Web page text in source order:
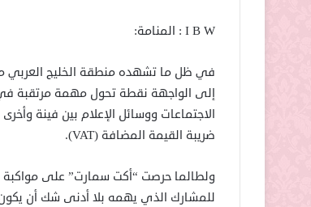
I B W : المنامة:
في ظل ما تشهده منطقة الخليج العربي
إلى الواجهة نقطة تحول مهمة مرتقبة في
الاجتماعات ووسائل الإعلام بين فينة
ضريبة القيمة المضافة (VAT).
ولطالما حرصت “أكت سمارت” على
للمشارك الذي يهمه بلا أدنى شك أن